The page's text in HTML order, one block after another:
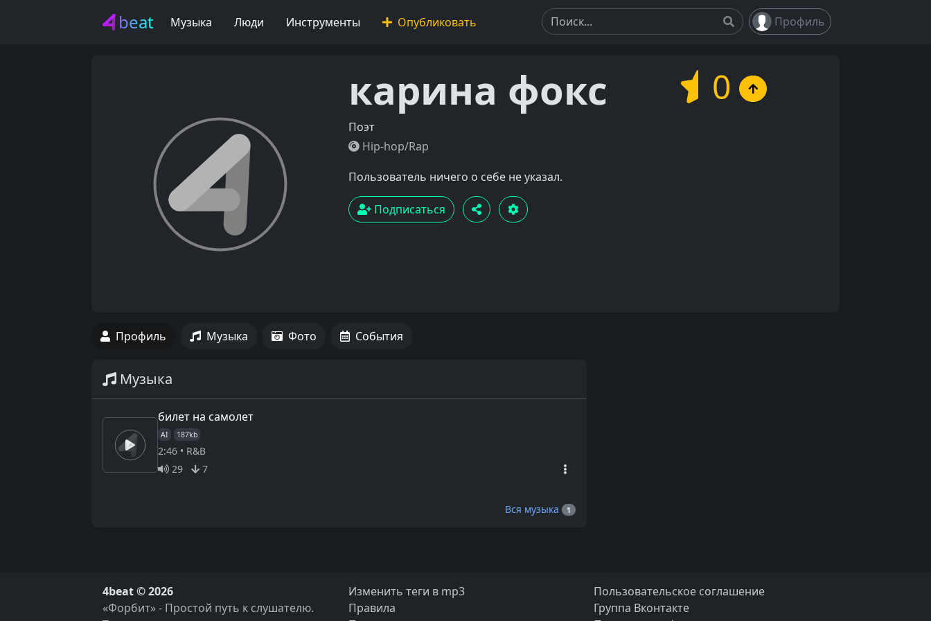
beat Музыка Люди Инструменты Опубликовать Профиль
карина фокс
Поэт
Hip-hop/Rap
0
Пользователь ничего о себе не указал.
Подписаться
Профиль Музыка Фото События
Музыка
билет на самолет
AI 187kb
2:46 • R&B
29
7
Вся музыка 1
4beat © 2026
«Форбит» - Простой путь к слушателю.
Изменить теги в mp3
Правила
Пользовательское соглашение
Группа Вконтакте